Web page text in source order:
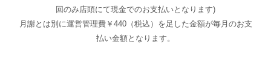
回のみ店頭にて現金でのお支払いとなります)
月謝とは別に運営管理費￥440（税込）を足した金額が毎月のお支
払い金額となります。